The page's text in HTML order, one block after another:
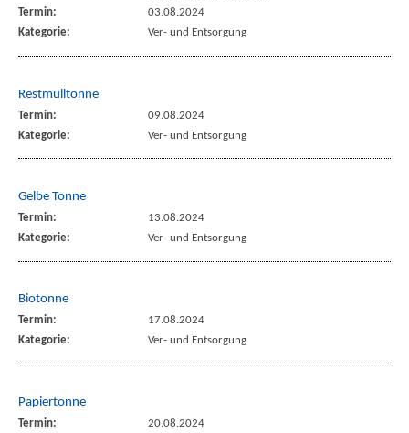
Termin:
03.08.2024
Kategorie:
Ver- und Entsorgung
Restmülltonne
Termin:
09.08.2024
Kategorie:
Ver- und Entsorgung
Gelbe Tonne
Termin:
13.08.2024
Kategorie:
Ver- und Entsorgung
Biotonne
Termin:
17.08.2024
Kategorie:
Ver- und Entsorgung
Papiertonne
Termin:
20.08.2024